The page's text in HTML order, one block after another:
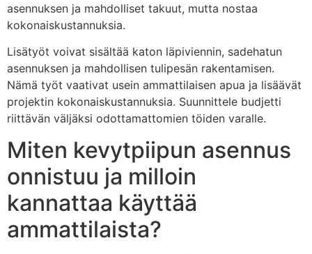
asennuksen ja mahdolliset takuut, mutta nostaa
kokonaiskustannuksia.
Lisätyöt voivat sisältää katon läpiviennin, sadehatun
asennuksen ja mahdollisen tulipesän rakentamisen.
Nämä työt vaativat usein ammattilaisen apua ja lisäävät
projektin kokonaiskustannuksia. Suunnittele budjetti
riittävän väljäksi odottamattomien töiden varalle.
Miten kevytpiipun asennus
onnistuu ja milloin
kannattaa käyttää
ammattilaista?